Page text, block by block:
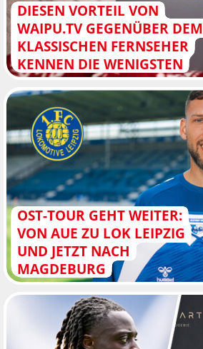
DIESEN VORTEIL VON
WAIPU.TV GEGENÜBER DEM
KLASSISCHEN FERNSEHER
KENNEN DIE WENIGSTEN
OST-TOUR GEHT WEITER:
VON AUE ZU LOK LEIPZIG
UND JETZT NACH
MAGDEBURG